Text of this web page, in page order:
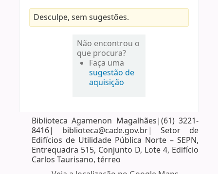
Desculpe, sem sugestões.
Não encontrou o
que procura?
Faça uma
sugestão de
aquisição
Biblioteca Agamenon Magalhães|(61) 3221-
8416| biblioteca@cade.gov.br| Setor de
Edifícios de Utilidade Pública Norte – SEPN,
Entrequadra 515, Conjunto D, Lote 4, Edifício
Carlos Taurisano, térreo